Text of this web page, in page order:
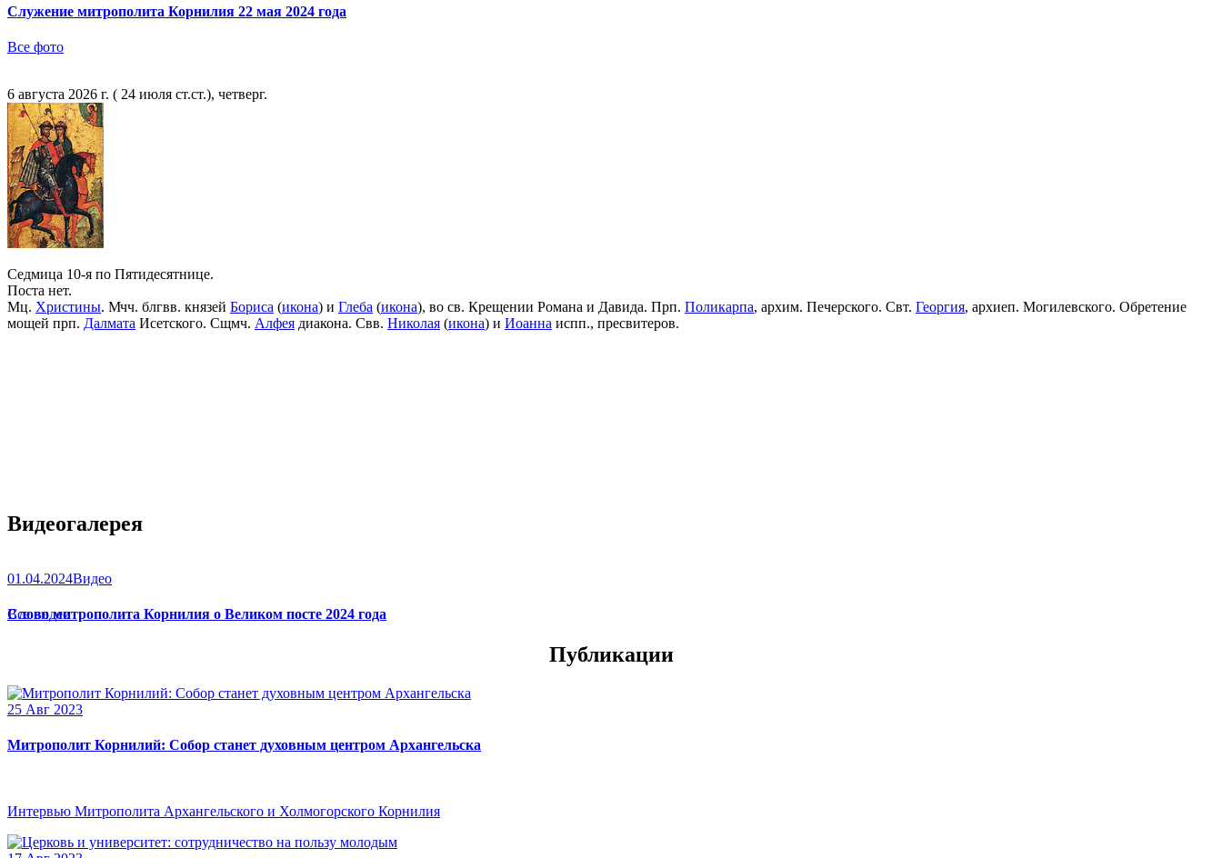
Служение митрополита Корнилия 22 мая 2024 года
Все фото
6 августа 2026 г. ( 24 июля ст.ст.), четверг.
Седмица 10-я по Пятидесятнице.
Поста нет.
Мц. Христины. Мчч. блгвв. князей Бориса (икона) и Глеба (икона), во св. Крещении Романа и Давида. Прп. Поликарпа, архим. Печерского. Свт. Георгия, архиеп. Могилевского. Обретение
мощей прп. Далмата Исетского. Сщмч. Алфея диакона. Свв. Николая (икона) и Иоанна испп., пресвитеров.
Видеогалерея
01.04.2024Видео
Слово митрополита Корнилия о Великом посте 2024 года
Все видео
Публикации
25 Авг 2023
Митрополит Корнилий: Собор станет духовным центром Архангельска
Интервью Митрополита Архангельского и Холмогорского Корнилия